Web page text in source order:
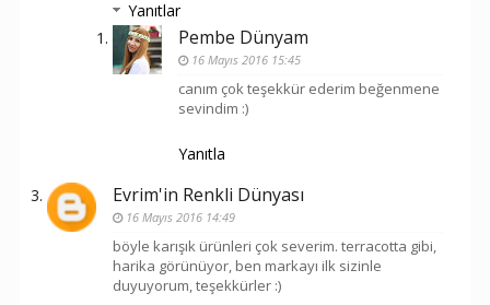
Yanıtlar
Pembe Dünyam
16 Mayıs 2016 15:45
canım çok teşekkür ederim beğenmene
sevindim :)
Yanıtla
Evrim'in Renkli Dünyası
16 Mayıs 2016 14:49
böyle karışık ürünleri çok severim. terracotta gibi,
harika görünüyor, ben markayı ilk sizinle
duyuyorum, teşekkürler :)